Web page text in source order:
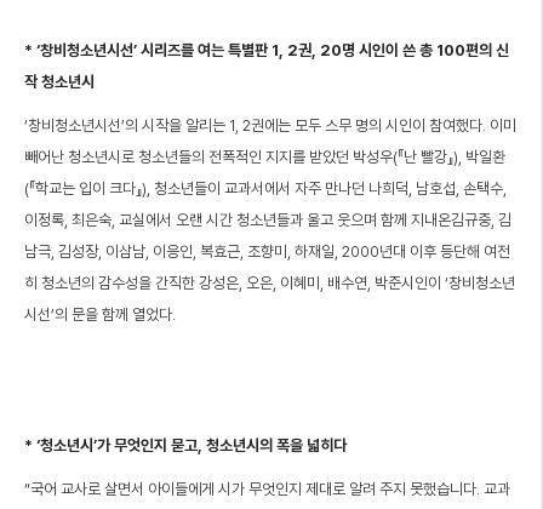
* ‘창비청소년시선’ 시리즈를 여는 특별판 1, 2권, 20명 시인이 쓴 총 100편의 신
작 청소년시
‘창비청소년시선’의 시작을 알리는 1, 2권에는 모두 스무 명의 시인이 참여했다. 이미
빼어난 청소년시로 청소년들의 전폭적인 지지를 받았던 박성우(『난 빨강』), 박일환
(『학교는 입이 크다』), 청소년들이 교과서에서 자주 만나던 나희덕, 남호섭, 손택수,
이정록, 최은숙, 교실에서 오랜 시간 청소년들과 울고 웃으며 함께 지내온김규중, 김
남극, 김성장, 이삼남, 이응인, 복효근, 조향미, 하재일, 2000년대 이후 등단해 여전
히 청소년의 감수성을 간직한 강성은, 오은, 이혜미, 배수연, 박준시인이 ‘창비청소년
시선’의 문을 함께 열었다.
* ‘청소년시’가 무엇인지 묻고, 청소년시의 폭을 넓히다
“국어 교사로 살면서 아이들에게 시가 무엇인지 제대로 알려 주지 못했습니다. 교과